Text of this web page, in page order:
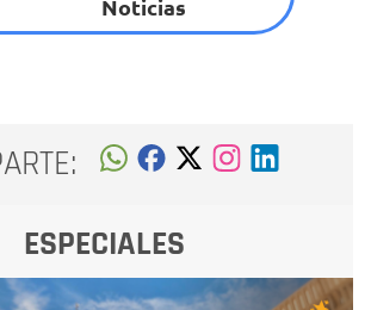
Noticias
ESPECIALES